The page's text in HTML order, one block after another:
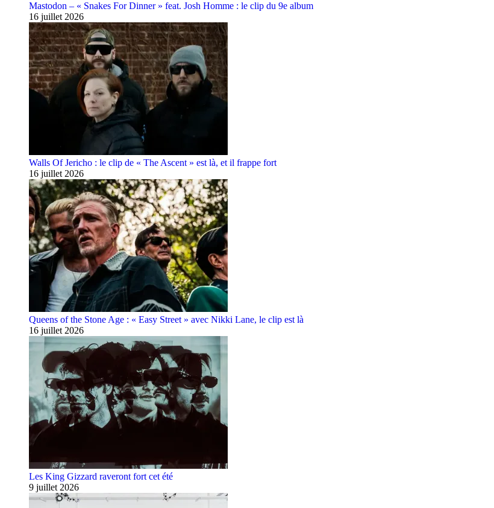
Mastodon – « Snakes For Dinner » feat. Josh Homme : le clip du 9e album
16 juillet 2026
Walls Of Jericho : le clip de « The Ascent » est là, et il frappe fort
16 juillet 2026
Queens of the Stone Age : « Easy Street » avec Nikki Lane, le clip est là
16 juillet 2026
Les King Gizzard raveront fort cet été
9 juillet 2026